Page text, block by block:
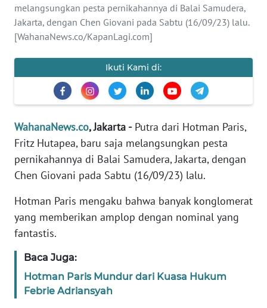
melangsungkan pesta pernikahannya di Balai Samudera,
Jakarta, dengan Chen Giovani pada Sabtu (16/09/23) lalu.
[WahanaNews.co/KapanLagi.com]
Ikuti Kami di:
WahanaNews.co, Jakarta -Putra dari Hotman Paris,
Fritz Hutapea, baru saja melangsungkan pesta
pernikahannya di Balai Samudera, Jakarta, dengan
Chen Giovani pada Sabtu (16/09/23) lalu.
Hotman Paris mengaku bahwa banyak konglomerat
yang memberikan amplop dengan nominal yang
fantastis.
Baca Juga:
Hotman Paris Mundur dari Kuasa Hukum
Febrie Adriansyah
OLAHRAGA
OPINI
EDITORIAL
Informasi
INDEKS
BERITA
KAMI
INFO
TENTANG
KAMI